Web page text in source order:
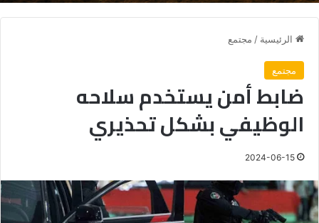
الرئيسية / مجتمع
مجتمع
ضابط أمن يستخدم سلاحه
الوظيفي بشكل تحذيري
2024-06-15